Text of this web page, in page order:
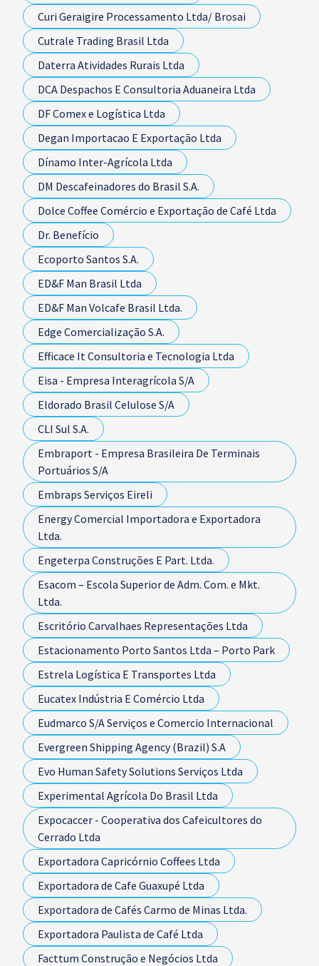
Curi Geraigire Processamento Ltda/ Brosai
Cutrale Trading Brasil Ltda
Daterra Atividades Rurais Ltda
DCA Despachos E Consultoria Aduaneira Ltda
DF Comex e Logística Ltda
Degan Importacao E Exportação Ltda
Dínamo Inter-Agrícola Ltda
DM Descafeinadores do Brasil S.A.
Dolce Coffee Comércio e Exportação de Café Ltda
Dr. Benefício
Ecoporto Santos S.A.
ED&F Man Brasil Ltda
ED&F Man Volcafe Brasil Ltda.
Edge Comercialização S.A.
Efficace It Consultoria e Tecnologia Ltda
Eisa - Empresa Interagrícola S/A
Eldorado Brasil Celulose S/A
CLI Sul S.A.
Embraport - Empresa Brasileira De Terminais
Portuários S/A
Embraps Serviços Eireli
Energy Comercial Importadora e Exportadora
Ltda.
Engeterpa Construções E Part. Ltda.
Esacom – Escola Superior de Adm. Com. e Mkt.
Ltda.
Escritório Carvalhaes Representações Ltda
Estacionamento Porto Santos Ltda – Porto Park
Estrela Logística E Transportes Ltda
Eucatex Indústria E Comércio Ltda
Eudmarco S/A Serviços e Comercio Internacional
Evergreen Shipping Agency (Brazil) S.A
Evo Human Safety Solutions Serviços Ltda
Experimental Agrícola Do Brasil Ltda
Expocaccer - Cooperativa dos Cafeicultores do
Cerrado Ltda
Exportadora Capricórnio Coffees Ltda
Exportadora de Cafe Guaxupé Ltda
Exportadora de Cafés Carmo de Minas Ltda.
Exportadora Paulista de Café Ltda
Facttum Construção e Negócios Ltda